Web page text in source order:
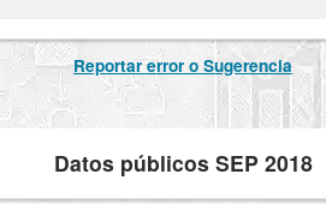
Reportar error o Sugerencia
Datos públicos SEP 2018